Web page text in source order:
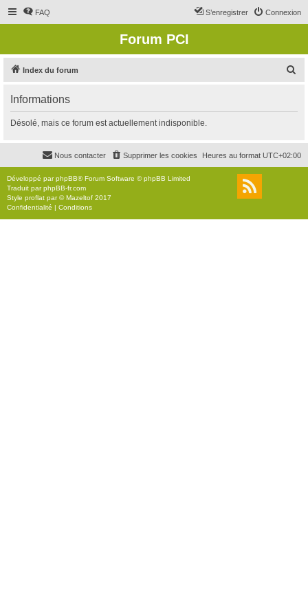
FAQ Connexion
S’enregistrer
Forum PCI
Index du forum
r
c
r
Informations
Désolé, mais ce forum est actuellement indisponible.
Heures au format UTC+02:00
Supprimer les cookies
Nous contacter
Développé parphpBB® Forum Software © phpBB Limited
Traduit parphpBB-fr.com
Style proflat par ©Mazeltof 2017
Confidentialité | Conditions